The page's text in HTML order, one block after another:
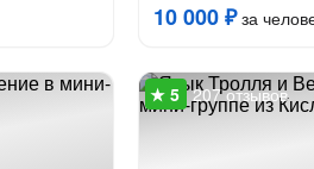
10 000 ₽за
207 отзывов